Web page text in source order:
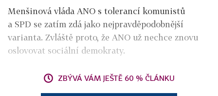
Menšinová vláda ANO s tolerancí komunistů
a SPD se zatím zdá jako nejpravděpodobnější
varianta. Zvláště proto, že ANO už nechce znovu
oslovovat sociální demokraty.
ZBÝVÁ VÁM JEŠTĚ 60 % ČLÁNKU